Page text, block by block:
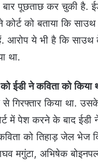
बार पूछताछ कर चुकी है.
कोर्ट को बताया कि
आरोप ये भी है कि
था.
ईडी ने कविता को किया
से गिरफ्तार किया था.
में पेश करने के बाद ईडी
को तिहाड़ जेल भेज
मगुंटा, अभिषेक